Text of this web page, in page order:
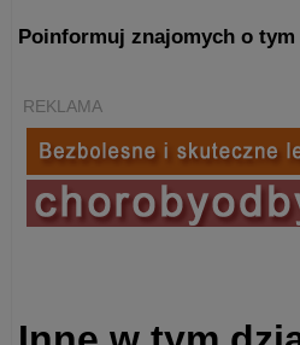
Poinformuj znajomych o
REKLAMA